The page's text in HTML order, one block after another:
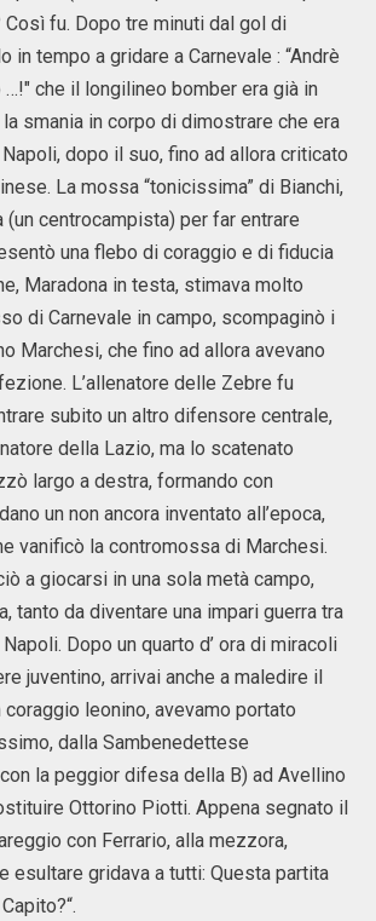
fu. Dopo tre minuti dal gol di
in tempo a gridare a Carnevale : “Andrè
…!" che il longilineo bomber era già in
smania in corpo di dimostrare che era
dopo il suo, fino ad allora criticato
La mossa “tonicissima” di Bianchi,
centrocampista) per far entrare
una flebo di coraggio e di fiducia
Maradona in testa, stimava molto
di Carnevale in campo, scompaginò i
Marchesi, che fino ad allora avevano
L’allenatore delle Zebre fu
subito un altro difensore centrale,
della Lazio, ma lo scatenato
largo a destra, formando con
un non ancora inventato all’epoca,
vanificò la contromossa di Marchesi.
a giocarsi in una sola metà campo,
tanto da diventare una impari guerra tra
Dopo un quarto d’ ora di miracoli
juventino, arrivai anche a maledire il
coraggio leonino, avevamo portato
dalla Sambenedettese
la peggior difesa della B) ad Avellino
Ottorino Piotti. Appena segnato il
con Ferrario, alla mezzora,
esultare gridava a tutti: Questa partita